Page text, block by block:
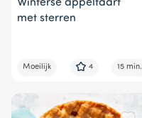
Winterse appeltaart
met sterren
Moeilijk 4 15 min.